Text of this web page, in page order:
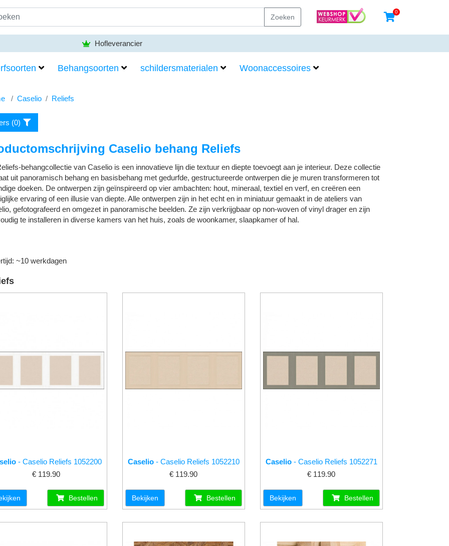
Zoeken
0
Hofleverancier
Behangsoorten schildersmaterialen Woonaccessoires
Caselio Reliefs
(0)
Caselio behang Reliefs
behangcollectie van Caselio is een innovatieve lijn die textuur en diepte toevoegt aan je interieur. Deze collectie
uit panoramisch behang en basisbehang met gedurfde, gestructureerde ontwerpen die je muren transformeren tot
doeken. De ontwerpen zijn geïnspireerd op vier ambachten: hout, mineraal, textiel en verf, en creëren een
ervaring of een illusie van diepte. Alle ontwerpen zijn in het echt en in miniatuur gemaakt in de ateliers van
gefotografeerd en omgezet in panoramische beelden. Ze zijn verkrijgbaar op non-woven of vinyl drager en zijn
te installeren in diverse kamers van het huis, zoals de woonkamer, slaapkamer of hal.
~10 werkdagen
- Caselio Reliefs 1052200
€ 119.90
Bestellen
Caselio- Caselio Reliefs 1052210
€ 119.90
Bekijken Bestellen
Caselio- Caselio Reliefs 1052271
€ 119.90
Bekijken Bestellen